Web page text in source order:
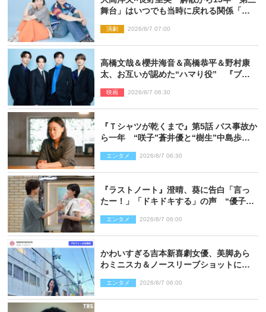
舞台」はいつでも当時に戻れる関係「や
演劇 2026/8/7 07:00
高橋文哉＆櫻井海音＆高橋恭平＆野村康
太、お互いが認めた“ハマり役” 『ブル
映画 2026/8/7 06:30
『Ｔシャツが乾くまで』第5話 バス事故か
ら一年 “咲子”蒼井優と“樹生”中島歩は
エンタメ 2026/8/7 06:30
『ラストノート』澄晴、葵に告白「言っ
たー！」「ドキドキする」の声 “優子劇
エンタメ 2026/8/7 06:00
かわいすぎる吉本新喜劇女優、美脚あら
わミニスカ＆ノースリーブショットに反
エンタメ 2026/8/7 06:00